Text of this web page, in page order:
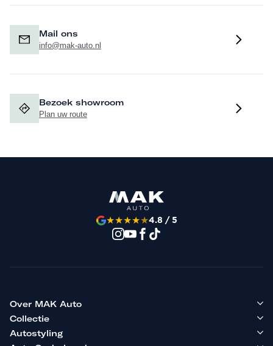
Mail ons
info@mak-auto.nl
Bezoek showroom
Plan uw route
★★★★★4.8 / 5
Over MAK Auto
Collectie
Autostyling